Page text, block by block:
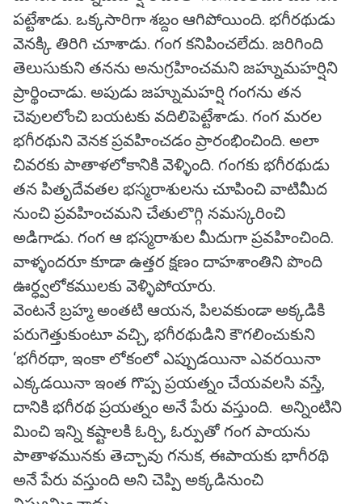
పట్టేశాడు. ఒక్కసారిగా శబ్దం ఆగిపోయింది. భగీరథుడు
వెనక్కి తిరిగి చూశాడు. గంగ కనిపించలేదు. జరిగింది
తెలుసుకుని తనను అనుగ్రహించమని జహ్నుమహర్షిని
ప్రార్థించాడు. అపుడు జహ్నుమహర్షి గంగను తన
చెవులలోంచి బయటకు వదిలిపెట్టేశాడు. గంగ మరల
భగీరథుని వెనక ప్రవహించడం ప్రారంభించింది. అలా
చివరకు పాతాళలోకానికి వెళ్ళింది. గంగకు భగీరథుడు
తన పితృదేవతల భస్మరాశులను చూపించి వాటిమీద
నుంచి ప్రవహించమని చేతులొగ్గి నమస్కరించి
అడిగాడు. గంగ ఆ భస్మరాశుల మీదుగా ప్రవహించింది.
వాళ్ళందరూ కూడా ఉత్తర క్షణం దాహశాంతిని పొంది
ఊర్ధ్వలోకములకు వెళ్ళిపోయారు.
వెంటనే బ్రహ్మ అంతటి ఆయన, పిలవకుండా అక్కడికి
పరుగెత్తుకుంటూ వచ్చి, భగీరథుడిని కౌగలించుకుని
‘భగీరథా, ఇంకా లోకంలో ఎప్పుడయినా ఎవరయినా
ఎక్కడయినా ఇంత గొప్ప ప్రయత్నం చేయవలసి వస్తే,
దానికి భగీరథ ప్రయత్నం అనే పేరు వస్తుంది. అన్నింటిని
మించి ఇన్ని కష్టాలకి ఓర్చి, ఓర్పుతో గంగ పాయను
పాతాళమునకు తెచ్చావు గనుక, ఈపాయకు భాగీరథి
అనే పేరు వస్తుంది అని చెప్పి అక్కడినుంచి